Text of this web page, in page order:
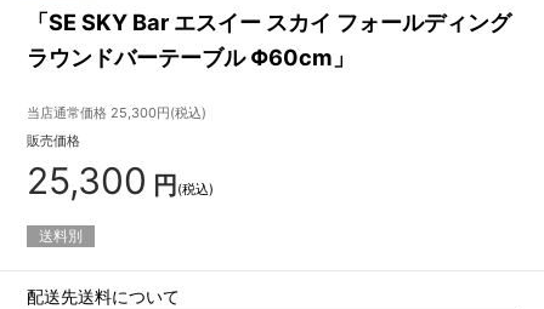
「SE SKY Bar エスイー スカイ フォールディング
ラウンドバーテーブル Φ60cm」
当店通常価格 25,300円(税込)
販売価格
25,300 円 (税込)
送料別
配送先送料について